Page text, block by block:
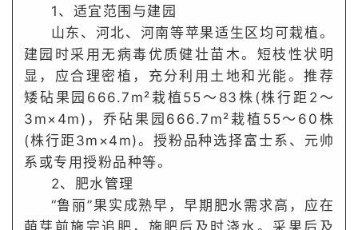
1、适宜范围与建园
山东、河北、河南等苹果适生区均可栽植。
建园时采用无病毒优质健壮苗木。 短枝性状明
显，应合理密植，充分利用土地和光能。推荐
矮砧果园666.7m²栽植55～83株(株行距2～
3m×4m)，乔砧果园666.7m²栽植55～60株
(株行距3m×4m)。 授粉品种选择富士系、元帅
系或专用授粉品种等。
2、肥水管理
“鲁丽”果实成熟早，早期肥水需求高，应在